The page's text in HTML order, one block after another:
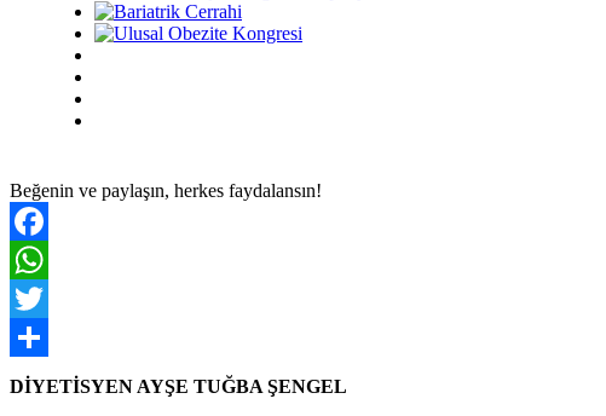
Beğenin ve paylaşın, herkes faydalansın!
Facebook
WhatsApp
Twitter
Paylaş
DİYETİSYEN AYŞE TUĞBA ŞENGEL